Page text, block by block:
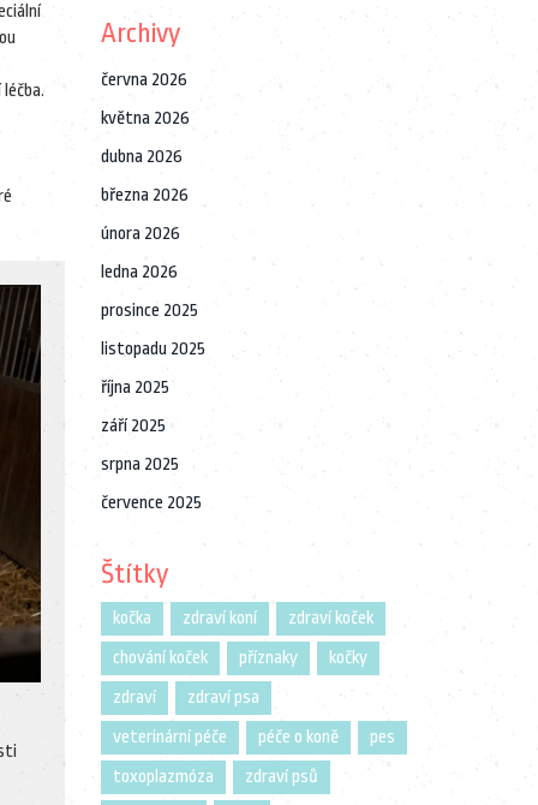
Archivy
června 2026
května 2026
dubna 2026
března 2026
února 2026
ledna 2026
prosince 2025
listopadu 2025
října 2025
září 2025
srpna 2025
července 2025
Štítky
kočka zdraví koní
zdraví koček
chování koček
příznaky
kočky
zdraví
zdraví psa
veterinární péče
péče o koně
pes
toxoplazmóza
zdraví psů